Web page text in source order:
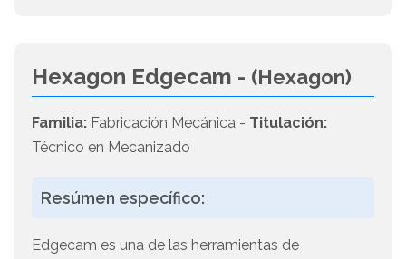
Hexagon Edgecam - (Hexagon)
Familia: Fabricación Mecánica - Titulación:
Técnico en Mecanizado
Resúmen específico:
Edgecam es una de las herramientas de